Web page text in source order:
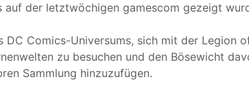
auf der letztwöchigen gamescom gezeigt
DC Comics-Universums, sich mit der Legion
zu besuchen und den Bösewicht
Sammlung hinzuzufügen.